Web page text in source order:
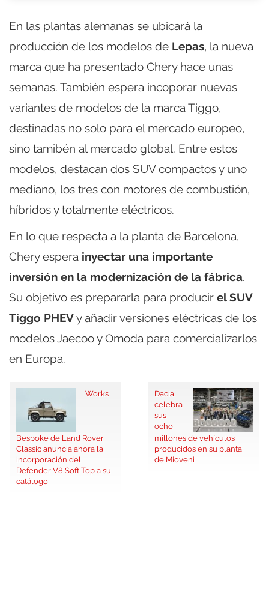
En las plantas alemanas se ubicará la
producción de los modelos de Lepas, la nueva
marca que ha presentado Chery hace unas
semanas. También espera incoporar nuevas
variantes de modelos de la marca Tiggo,
destinadas no solo para el mercado europeo,
sino tamibén al mercado global. Entre estos
modelos, destacan dos SUV compactos y uno
mediano, los tres con motores de combustión,
híbridos y totalmente eléctricos.
En lo que respecta a la planta de Barcelona,
Chery espera inyectar una importante
inversión en la modernización de la fábrica.
Su objetivo es prepararla para producir el SUV
Tiggo PHEVy añadir versiones eléctricas de los
modelos Jaecoo y Omoda para comercializarlos
en Europa.
Works
Bespoke de Land Rover
Classic anuncia ahora la
incorporación del
Defender V8 Soft Top a su
catálogo
Dacia
celebra
sus
ocho
millones de vehículos
producidos en su planta
de Mioveni